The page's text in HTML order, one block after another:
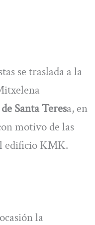
se traslada a la
Santa Teresa, en
motivo de las
edificio KMK.
la